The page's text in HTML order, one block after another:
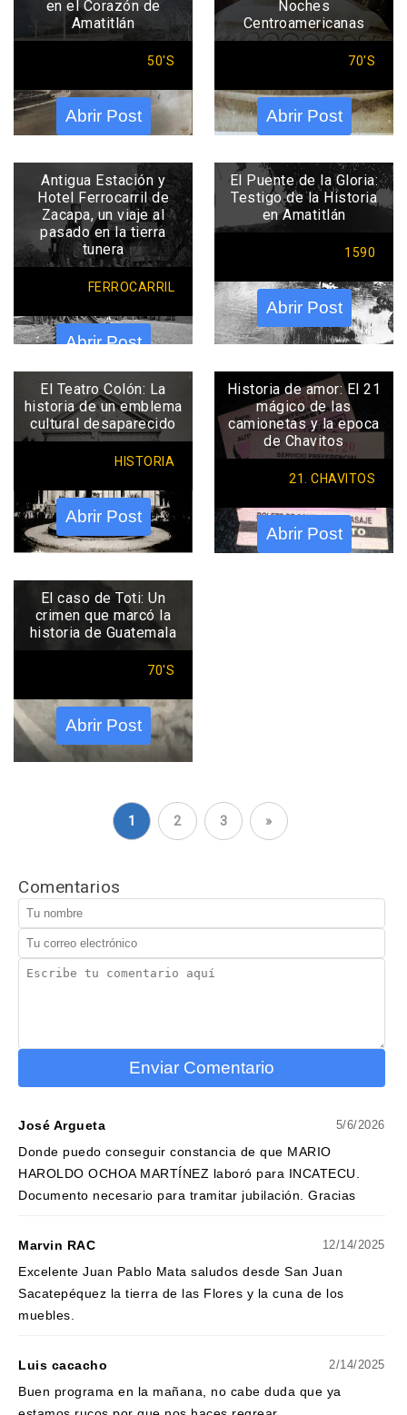
en el Corazón de
Amatitlán
50'S
Abrir Post
Noches
Centroamericanas
70'S
Abrir Post
Antigua Estación y
Hotel Ferrocarril de
Zacapa, un viaje al
pasado en la tierra
tunera
FERROCARRIL
Abrir Post
El Puente de la Gloria:
Testigo de la Historia
en Amatitlán
1590
Abrir Post
El Teatro Colón: La
historia de un emblema
cultural desaparecido
HISTORIA
Abrir Post
Historia de amor: El 21
mágico de las
camionetas y la epoca
de Chavitos
21. CHAVITOS
Abrir Post
El caso de Toti: Un
crimen que marcó la
historia de Guatemala
70'S
Abrir Post
1 2 3 »
Comentarios
Enviar Comentario
José Argueta 5/6/2026
Donde puedo conseguir constancia de que MARIO
HAROLDO OCHOA MARTÍNEZ laboró para INCATECU.
Documento necesario para tramitar jubilación. Gracias
Marvin RAC 12/14/2025
Excelente Juan Pablo Mata saludos desde San Juan
Sacatepéquez la tierra de las Flores y la cuna de los
muebles.
Luis cacacho 2/14/2025
Buen programa en la mañana, no cabe duda que ya